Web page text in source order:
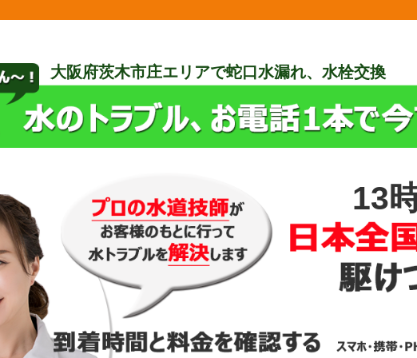
大阪府茨木市庄エリアで蛇口水漏れ、水栓交換
13